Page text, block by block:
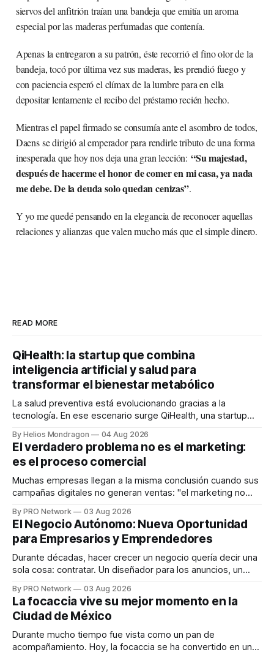
siervos del anfitrión traían una bandeja que emitía un aroma
especial por las maderas perfumadas que contenía.
Apenas la entregaron a su patrón, éste recorrió el fino olor de la
bandeja, tocó por última vez sus maderas, les prendió fuego y
con paciencia esperó el clímax de la lumbre para en ella
depositar lentamente el recibo del préstamo recién hecho.
Mientras el papel firmado se consumía ante el asombro de todos,
Daens se dirigió al emperador para rendirle tributo de una forma
inesperada que hoy nos deja una gran lección: “Su majestad,
después de hacerme el honor de comer en mi casa, ya nada
me debe. De la deuda solo quedan cenizas”.
Y yo me quedé pensando en la elegancia de reconocer aquellas
relaciones y alianzas que valen mucho más que el simple dinero.
READ MORE
QiHealth: la startup que combina
inteligencia artificial y salud para
transformar el bienestar metabólico
La salud preventiva está evolucionando gracias a la
tecnología. En ese escenario surge QiHealth, una startup
dispositivos inteligentes, inteligencia artificial y monitoreo
en tiempo real para ayudar a las personas a tomar mejores
decisiones sobre su salud metabólica. Su propuesta busca
responder
By Helios Mondragon 04 Aug 2026
El verdadero problema no es el marketing:
es el proceso comercial
Muchas empresas llegan a la misma conclusión cuando sus
campañas digitales no generan ventas: "el marketing no
INTERIUS, el problema suele estar en otro lugar. Durante
una entrevista para el podcast SER PRO, el especialista en
marketing digital explicó que
By PRO Network 03 Aug 2026
El Negocio Autónomo: Nueva Oportunidad
para Empresarios y Emprendedores
Durante décadas, hacer crecer un negocio quería decir una
sola cosa: contratar. Un diseñador para los anuncios, un
para los textos, alguien que supiera de publicidad digital
para encontrar prospectos, un vendedor para atender
llamadas y mensajes, y —con suerte— una persona
By PRO Network 03 Aug 2026
La focaccia vive su mejor momento en la
Ciudad de México
Durante mucho tiempo fue vista como un pan de
acompañamiento. Hoy, la focaccia se ha convertido en uno